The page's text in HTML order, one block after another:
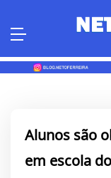
Alunos são
em escola